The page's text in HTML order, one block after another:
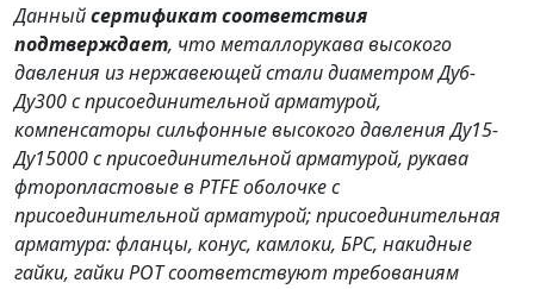
Данныйсертификат соответствия
подтверждает, что металлорукава высокого
давления из нержавеющей стали диаметром Ду6-
Ду300 с присоединительной арматурой,
компенсаторы сильфонные высокого давления Ду15-
Ду15000 с присоединительной арматурой, рукава
фторопластовые в PTFE оболочке с
присоединительной арматурой; присоединительная
арматура: фланцы, конус, камлоки, БРС, накидные
гайки, гайки РОТ соответствуют требованиям